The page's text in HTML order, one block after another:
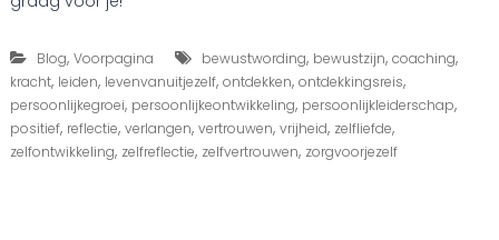
Blog, Voorpagina bewustwording, bewustzijn, coaching,
kracht, leiden, levenvanuitjezelf, ontdekken, ontdekkingsreis,
persoonlijkegroei, persoonlijkeontwikkeling, persoonlijkleiderschap,
positief, reflectie, verlangen, vertrouwen, vrijheid, zelfliefde,
zelfontwikkeling, zelfreflectie, zelfvertrouwen, zorgvoorjezelf